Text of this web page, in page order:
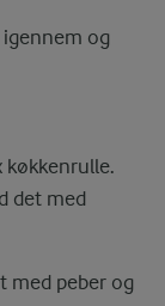
og
køkkenrulle.
det med
med peber og